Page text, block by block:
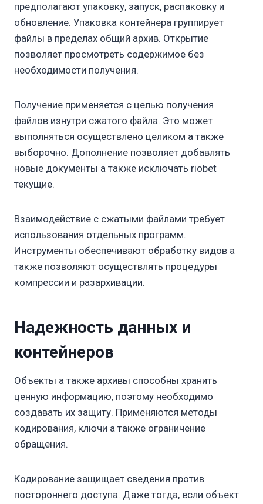
предполагают упаковку, запуск, распаковку и
обновление. Упаковка контейнера группирует
файлы в пределах общий архив. Открытие
позволяет просмотреть содержимое без
необходимости получения.
Получение применяется с целью получения
файлов изнутри сжатого файла. Это может
выполняться осуществлено целиком а также
выборочно. Дополнение позволяет добавлять
новые документы а также исключать riobet
текущие.
Взаимодействие с сжатыми файлами требует
использования отдельных программ.
Инструменты обеспечивают обработку видов а
также позволяют осуществлять процедуры
компрессии и разархивации.
Надежность данных и
контейнеров
Объекты а также архивы способны хранить
ценную информацию, поэтому необходимо
создавать их защиту. Применяются методы
кодирования, ключи а также ограничение
обращения.
Кодирование защищает сведения против
постороннего доступа. Даже тогда, если объект